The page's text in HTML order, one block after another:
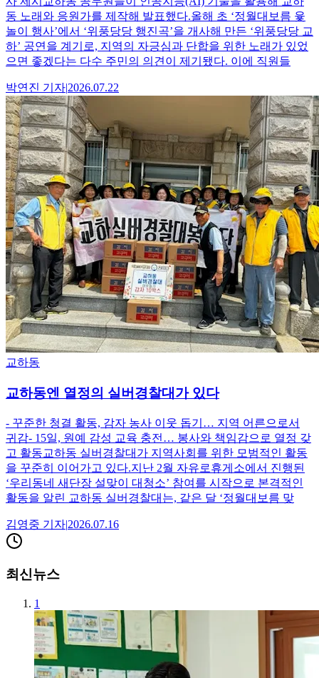
동 노래와 응원가를 제작해 발표했다.올해 초 ‘정월대보름 윷
놀이 행사’에서 ‘위풍당당 행진곡’을 개사해 만든 ‘위풍당당 교
하’ 공연을 계기로, 지역의 자긍심과 단합을 위한 노래가 있었
으면 좋겠다는 다수 주민의 의견이 제기됐다. 이에 직원들
박연진 기자|2026.07.22
교하동
교하동엔 열정의 실버경찰대가 있다
- 꾸준한 청결 활동, 감자 농사 이웃 돕기… 지역 어른으로서
귀감- 15일, 원예 감성 교육 충전… 봉사와 책임감으로 열정 갖
고 활동교하동 실버경찰대가 지역사회를 위한 모범적인 활동
을 꾸준히 이어가고 있다.지난 2월 자유로휴게소에서 진행된
‘우리동네 새단장 설맞이 대청소’ 참여를 시작으로 본격적인
활동을 알린 교하동 실버경찰대는, 같은 달 ‘정월대보름 맞
김영중 기자|2026.07.16
최신뉴스
1